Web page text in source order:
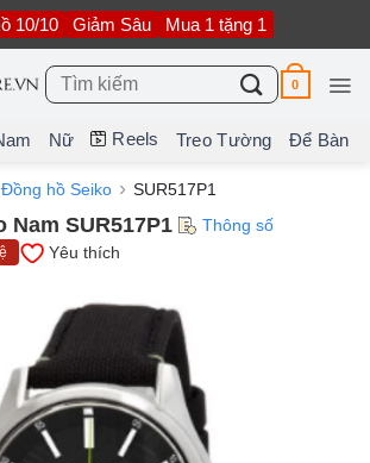
10/10 Giảm Sâu Mua 1 tặng 1
Tìm
kiếm:
0
Nữ Reels Treo Tường Để Bàn
Đồng hồ Seiko SUR517P1
Nam SUR517P1
Thông số
Yêu thích